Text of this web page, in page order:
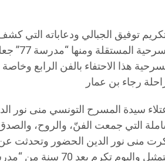
توفيق الجبالي ودعاباته التي
لمدارس
أيام 77 المسرحية هذا الاحتفاء بالفن
سيدة المسرح التونسي منى نور
التي جمعت الفنّ، والروح،
شكرت منى نور الدين الحضور